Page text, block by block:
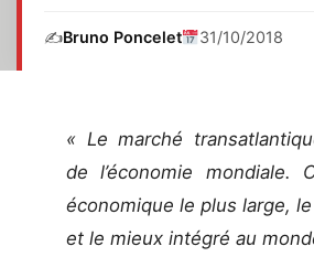
✍️Bruno Poncelet 31/10/2018
« Le marché
de l’économie mondiale.
économique le plus large,
et le mieux intégré au